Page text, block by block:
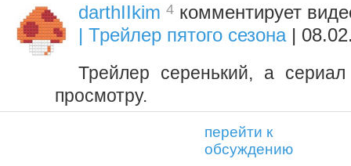
darthIIkim 4 комментирует
| Трейлер пятого сезона|
Трейлер серенький, а
просмотру.
перейти к
обсуждению